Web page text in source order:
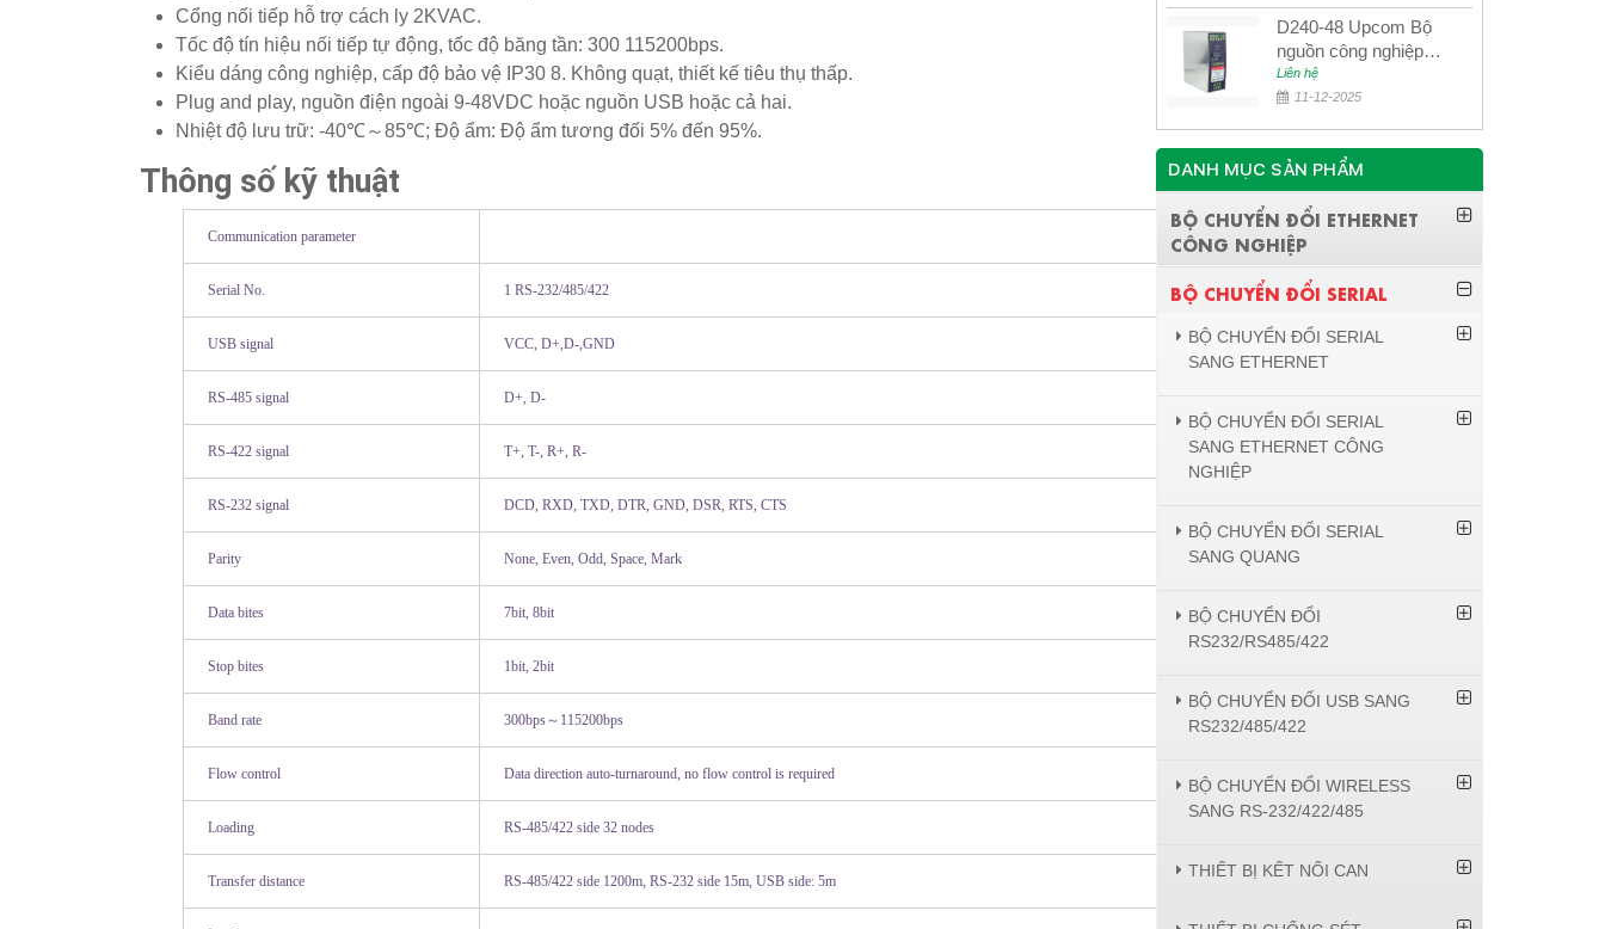
Cổng nối tiếp hỗ trợ cách ly 2KVAC.
Tốc độ tín hiệu nối tiếp tự động, tốc độ băng tần: 300 115200bps.
Kiểu dáng công nghiệp, cấp độ bảo vệ IP30 8. Không quạt, thiết kế tiêu thụ thấp.
Plug and play, nguồn điện ngoài 9-48VDC hoặc nguồn USB hoặc cả hai.
Nhiệt độ lưu trữ: -40℃～85℃; Độ ẩm: Độ ẩm tương đối 5% đến 95%.
Thông số kỹ thuật
Communication parameter
Serial No. 1 RS-232/485/422
USB signal VCC, D+,D-,GND
RS-485 signal D+, D-
RS-422 signal T+, T-, R+, R-
RS-232 signal DCD, RXD, TXD, DTR, GND, DSR, RTS, CTS
Parity None, Even, Odd, Space, Mark
Data bites 7bit, 8bit
Stop bites 1bit, 2bit
Band rate 300bps～ 115200bps
Flow control Data direction auto-turnaround, no flow control is required
Loading RS-485/422 side 32 nodes
Transfer distance RS-485/422 side 1200m, RS-232 side 15m, USB side: 5m
D240-48 Upcom Bộ
nguồn công nghiệp
đầu ra đơn 240W
48VDC
Liên hệ
11-12-2025
DANH MỤC SẢN PHẨM
BỘ CHUYỂN ĐỔI ETHERNET
CÔNG NGHIỆP
BỘ CHUYỂN ĐỔI SERIAL
BỘ CHUYỂN ĐỔI SERIAL
SANG ETHERNET
BỘ CHUYỂN ĐỔI SERIAL
SANG ETHERNET CÔNG
NGHIỆP
BỘ CHUYỂN ĐỔI SERIAL
SANG QUANG
BỘ CHUYỂN ĐỔI
RS232/RS485/422
BỘ CHUYỂN ĐỔI USB SANG
RS232/485/422
BỘ CHUYỂN ĐỔI WIRELESS
SANG RS-232/422/485
THIẾT BỊ KẾT NỐI CAN